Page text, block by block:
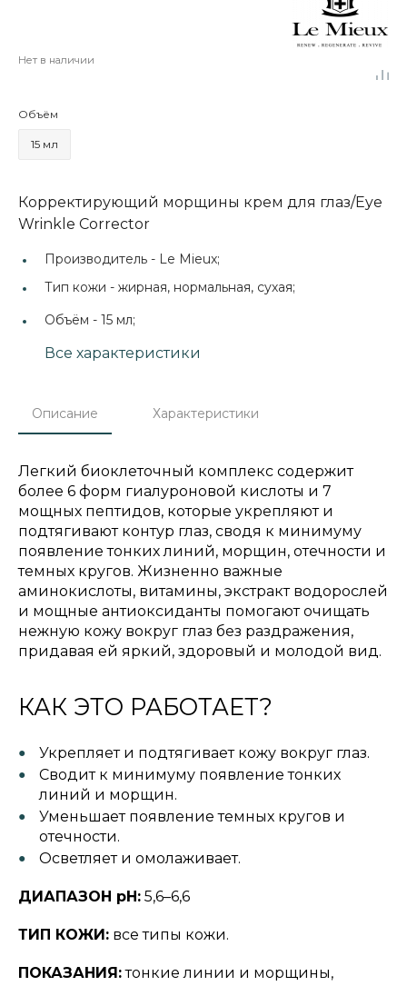
Нет в наличии
Объём
15 мл
Корректирующий морщины крем для глаз/Eye
Wrinkle Corrector
Производитель - Le Mieux;
Тип кожи - жирная, нормальная, сухая;
Объём - 15 мл;
Все характеристики
Описание Характеристики
Легкий биоклеточный комплекс содержит
более 6 форм гиалуроновой кислоты и 7
мощных пептидов, которые укрепляют и
подтягивают контур глаз, сводя к минимуму
появление тонких линий, морщин, отечности и
темных кругов. Жизненно важные
аминокислоты, витамины, экстракт водорослей
и мощные антиоксиданты помогают очищать
нежную кожу вокруг глаз без раздражения,
придавая ей яркий, здоровый и молодой вид.
КАК ЭТО РАБОТАЕТ?
Укрепляет и подтягивает кожу вокруг глаз.
Сводит к минимуму появление тонких
линий и морщин.
Уменьшает появление темных кругов и
отечности.
Осветляет и омолаживает.
ДИАПАЗОН pH: 5,6–6,6
ТИП КОЖИ: все типы кожи.
ПОКАЗАНИЯ:тонкие линии и морщины,